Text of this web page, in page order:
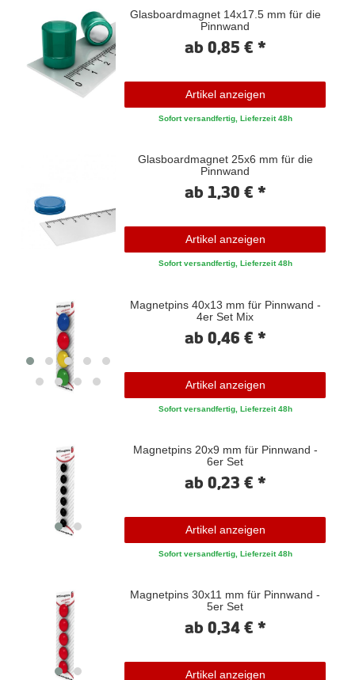
Glasboardmagnet 14x17.5 mm für die
Pinnwand
ab 0,85 € *
Artikel anzeigen
Sofort versandfertig, Lieferzeit 48h
Glasboardmagnet 25x6 mm für die
Pinnwand
ab 1,30 € *
Artikel anzeigen
Sofort versandfertig, Lieferzeit 48h
Magnetpins 40x13 mm für Pinnwand -
4er Set Mix
ab 0,46 € *
Artikel anzeigen
Sofort versandfertig, Lieferzeit 48h
Magnetpins 20x9 mm für Pinnwand -
6er Set
ab 0,23 € *
Artikel anzeigen
Sofort versandfertig, Lieferzeit 48h
Magnetpins 30x11 mm für Pinnwand -
5er Set
ab 0,34 € *
Artikel anzeigen